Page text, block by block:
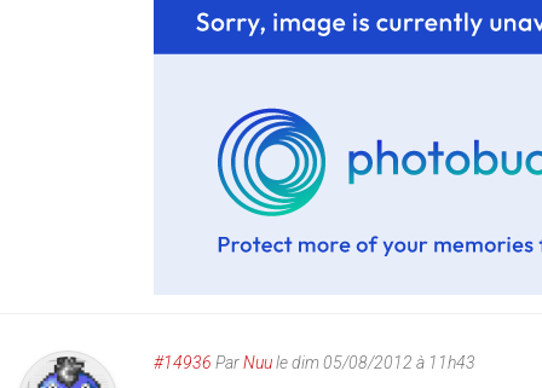
#14936 ParNuule dim 05/08/2012 à 11h43